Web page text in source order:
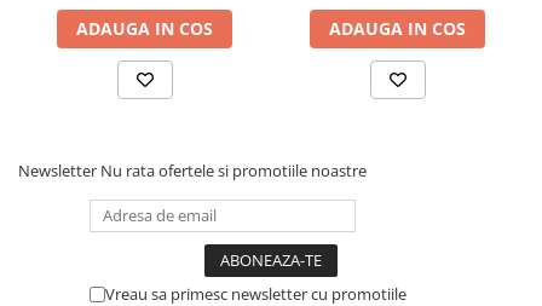
ADAUGA IN COS ADAUGA IN COS
Newsletter Nu rata ofertele si promotiile noastre
Vreau sa primesc newsletter cu promotiile